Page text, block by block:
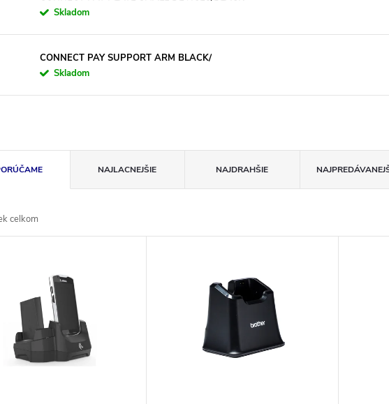
Skladom
CONNECT PAY SUPPORT ARM BLACK/
Skladom
NAJLACNEJŠIE NAJDRAHŠIE
celkom